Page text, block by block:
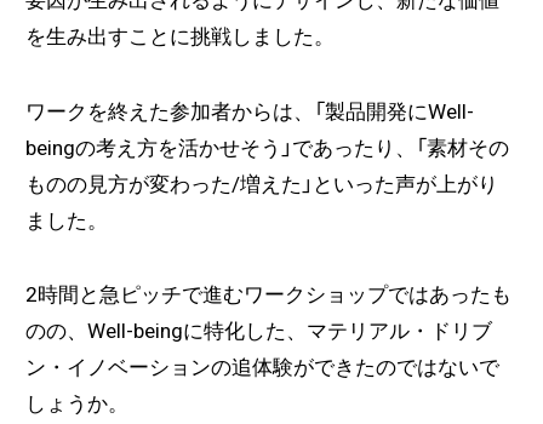
を生み出すことに挑戦しました。
ワークを終えた参加者からは、「製品開発にWell-
beingの考え方を活かせそう」であったり、「素材その
ものの見方が変わった/増えた」といった声が上がり
ました。
2時間と急ピッチで進むワークショップではあったも
のの、Well-beingに特化した、マテリアル・ドリブ
ン・イノベーションの追体験ができたのではないで
しょうか。